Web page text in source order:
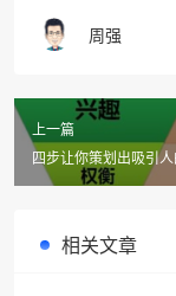
周强
上一篇
四步让你策划出吸引
相关文章